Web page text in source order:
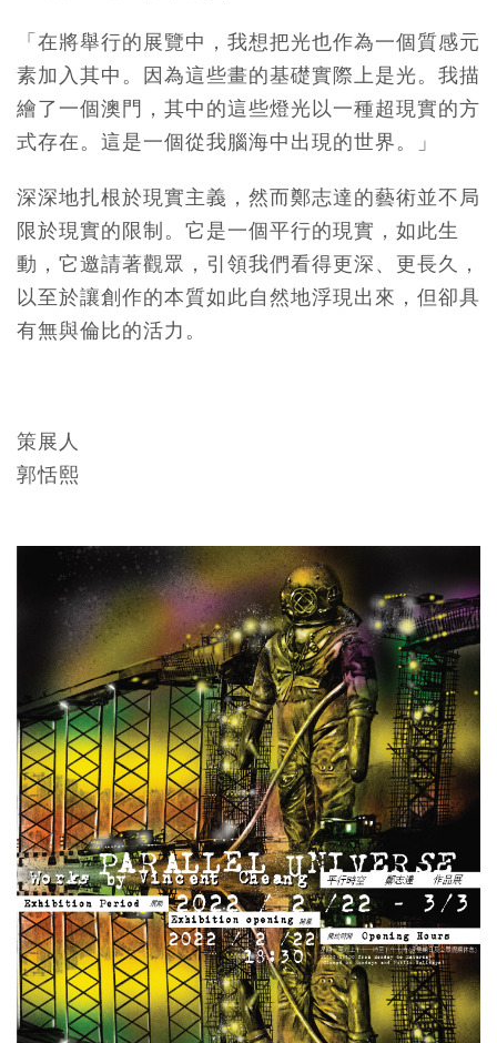
「在將舉行的展覽中，我想把光也作為一個質感元
素加入其中。因為這些畫的基礎實際上是光。我描
繪了一個澳門，其中的這些燈光以一種超現實的方
式存在。這是一個從我腦海中出現的世界。」
深深地扎根於現實主義，然而鄭志達的藝術並不局
限於現實的限制。它是一個平行的現實，如此生
動，它邀請著觀眾，引領我們看得更深、更長久，
以至於讓創作的本質如此自然地浮現出來，但卻具
有無與倫比的活力。
策展人
郭恬熙